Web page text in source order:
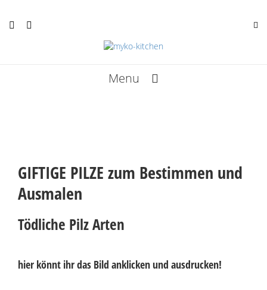
Menu
Infos
Freunde
GIFTIGE PILZE zum Bestimmen und
Ausmalen
Tödliche Pilz Arten
hier könnt ihr das Bild anklicken und ausdrucken!